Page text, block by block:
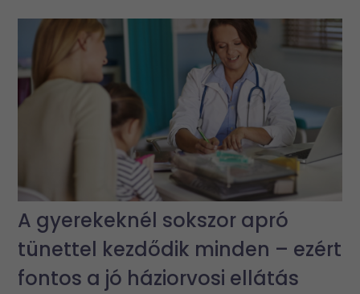
A gyerekeknél sokszor apró
tünettel kezdődik minden – ezért
fontos a jó háziorvosi ellátás